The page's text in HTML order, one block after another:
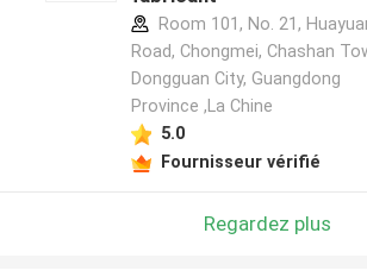
Room 101, No. 21,
Road, Chongmei, Chashan
Dongguan City, Guangdong
Province ,La Chine
5.0
Fournisseur vérifié
Regardez plus